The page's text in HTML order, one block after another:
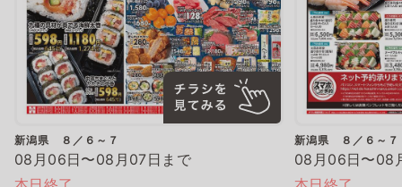
新潟県 ８／６～７
08月06日〜08月07日まで
新潟県 ８／６～７
08月06日〜08